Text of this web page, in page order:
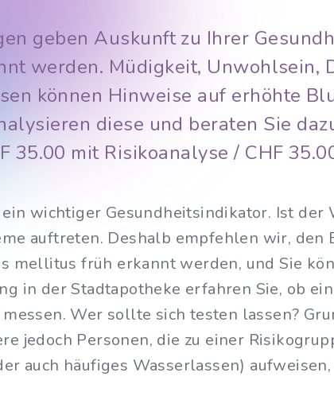
geben Auskunft zu Ihrer
werden. Müdigkeit, Unwohlsein,
können Hinweise auf erhöhte
diese und beraten Sie
35.00 mit Risikoanalyse / CHF
wichtiger Gesundheitsindikator. Ist
auftreten. Deshalb empfehlen wir, den
mellitus früh erkannt werden, und Sie
in der Stadtapotheke erfahren Sie, ob
Wer sollte sich testen lassen?
jedoch Personen, die zu einer
auch häufiges Wasserlassen)